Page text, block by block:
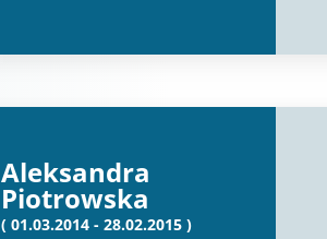
Aleksandra
Piotrowska
( 01.03.2014 - 28.02.2015 )